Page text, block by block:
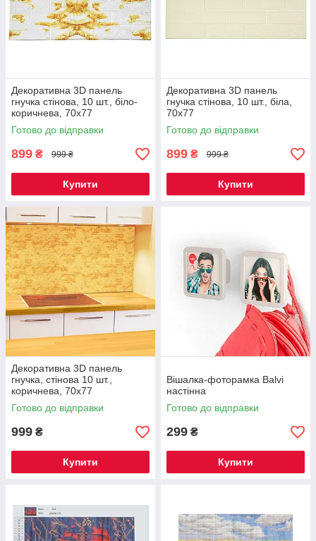
Декоративна 3D панель
гнучка стінова, 10 шт., біло-
коричнева, 70х77
Готово до відправки
899 ₴ 999 ₴
Купити
Декоративна 3D панель
гнучка стінова, 10 шт., біла,
70х77
Готово до відправки
899 ₴ 999 ₴
Купити
Декоративна 3D панель
гнучка, стінова 10 шт.,
коричнева, 70х77
Готово до відправки
999 ₴
Купити
Вішалка-фоторамка Balvi
настінна
Готово до відправки
299 ₴
Купити